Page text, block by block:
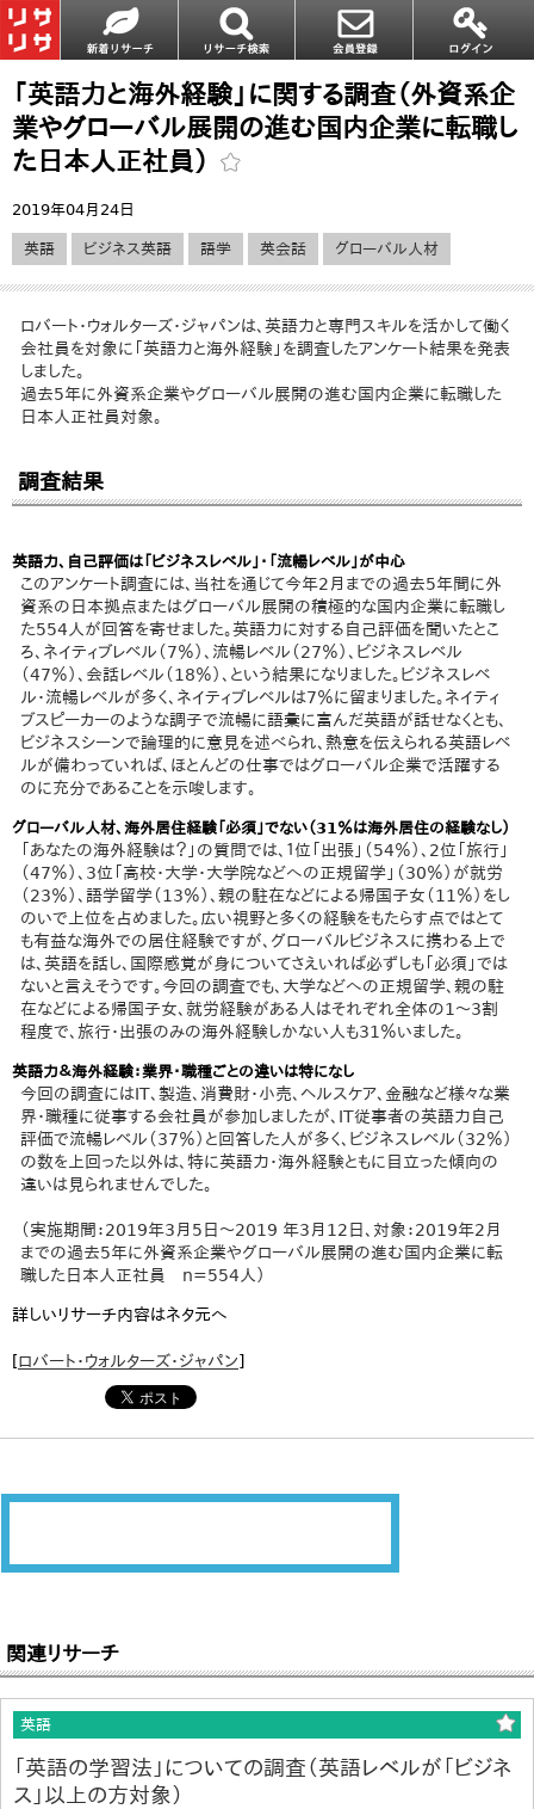
「英語力と海外経験」に関する調査（外資系企
業やグローバル展開の進む国内企業に転職し
た日本人正社員）
2019年04月24日
英語 ビジネス英語 語学 英会話 グローバル人材
ロバート・ウォルターズ・ジャパンは、英語力と専門スキルを活かして働く
会社員を対象に「英語力と海外経験」を調査したアンケート結果を発表
しました。
過去5年に外資系企業やグローバル展開の進む国内企業に転職した
日本人正社員対象。
調査結果
英語力、自己評価は「ビジネスレベル」・「流暢レベル」が中心
このアンケート調査には、当社を通じて今年2月までの過去5年間に外
資系の日本拠点またはグローバル展開の積極的な国内企業に転職し
た554人が回答を寄せました。英語力に対する自己評価を聞いたとこ
ろ、ネイティブレベル（7％）、流暢レベル（27％）、ビジネスレベル
（47％）、会話レベル（18％）、という結果になりました。ビジネスレベ
ル・流暢レベルが多く、ネイティブレベルは7％に留まりました。ネイティ
ブスピーカーのような調子で流暢に語彙に富んだ英語が話せなくとも、
ビジネスシーンで論理的に意見を述べられ、熱意を伝えられる英語レベ
ルが備わっていれば、ほとんどの仕事ではグローバル企業で活躍する
のに充分であることを示唆します。
グローバル人材、海外居住経験「必須」でない（31％は海外居住の経験なし）
「あなたの海外経験は？」の質問では、１位「出張」（54％）、2位「旅行」
（47％）、3位「高校・大学・大学院などへの正規留学」（30％）が就労
（23％）、語学留学（13％）、親の駐在などによる帰国子女（11％）をし
のいで上位を占めました。広い視野と多くの経験をもたらす点ではとて
も有益な海外での居住経験ですが、グローバルビジネスに携わる上で
は、英語を話し、国際感覚が身についてさえいれば必ずしも「必須」では
ないと言えそうです。今回の調査でも、大学などへの正規留学、親の駐
在などによる帰国子女、就労経験がある人はそれぞれ全体の1～3割
程度で、旅行・出張のみの海外経験しかない人も31％いました。
英語力＆海外経験：業界・職種ごとの違いは特になし
今回の調査にはIT、製造、消費財・小売、ヘルスケア、金融など様々な業
界・職種に従事する会社員が参加しましたが、IT従事者の英語力自己
評価で流暢レベル（37％）と回答した人が多く、ビジネスレベル（32％）
の数を上回った以外は、特に英語力・海外経験ともに目立った傾向の
違いは見られませんでした。
（実施期間：2019年3月5日～2019 年3月12日、対象：2019年2月
までの過去5年に外資系企業やグローバル展開の進む国内企業に転
職した日本人正社員 n=554人）
詳しいリサーチ内容はネタ元へ
[ロバート・ウォルターズ・ジャパン]
関連リサーチ
英語
「英語の学習法」についての調査（英語レベルが「ビジネ
ス」以上の方対象）